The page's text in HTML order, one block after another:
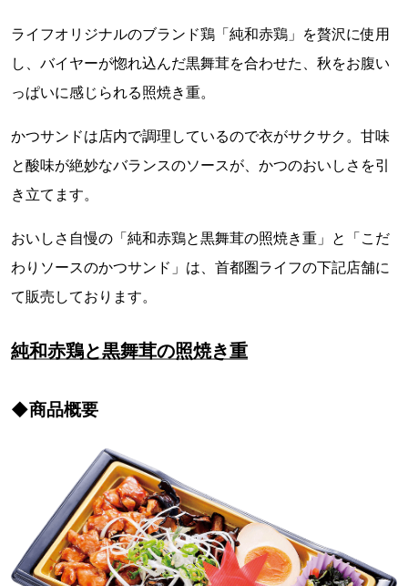
ライフオリジナルのブランド鶏「純和赤鶏」を贅沢に使用
し、バイヤーが惚れ込んだ黒舞茸を合わせた、秋をお腹い
っぱいに感じられる照焼き重。
かつサンドは店内で調理しているので衣がサクサク。甘味
と酸味が絶妙なバランスのソースが、かつのおいしさを引
き立てます。
おいしさ自慢の「純和赤鶏と黒舞茸の照焼き重」と「こだ
わりソースのかつサンド」は、首都圏ライフの下記店舗に
て販売しております。
純和赤鶏と黒舞茸の照焼き重
◆商品概要